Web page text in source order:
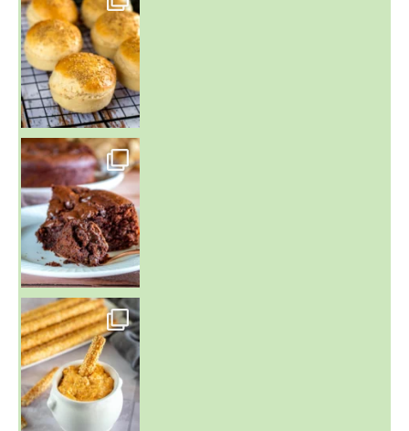
Un peu de boulange par ici au
~ GÂTEAU FONDANT CHOCO NOISETTE ~
C'est lundi